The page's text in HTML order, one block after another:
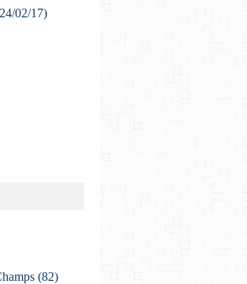
02/17)
(82)